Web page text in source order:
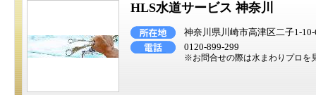
HLS水道サービス 神奈川
神奈川県川崎市高津区二子1-
0120-899-299
※お問合せの際は水まわりプロを